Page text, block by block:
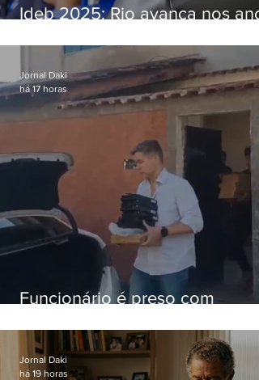
Ideb 2025: Rio avança nos
nacional
Funcionário é preso com
Hospital do Andaraí
Jornal Daki
há 17 horas
Jornal Daki
há 19 horas